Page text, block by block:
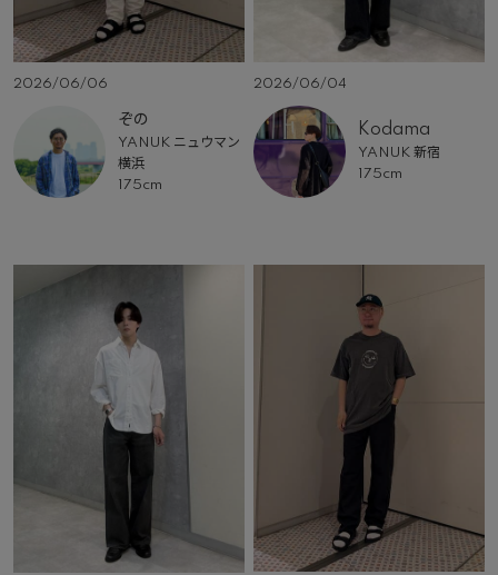
2026/06/06
ぞの
YANUK ニュウマン
横浜
175cm
2026/06/04
Kodama
YANUK 新宿
175cm